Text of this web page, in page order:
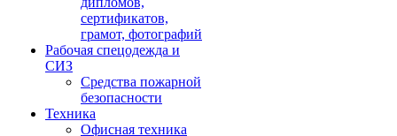
сертификатов,
грамот, фотографий
Рабочая спецодежда и
СИЗ
Средства пожарной
безопасности
Техника
Офисная техника